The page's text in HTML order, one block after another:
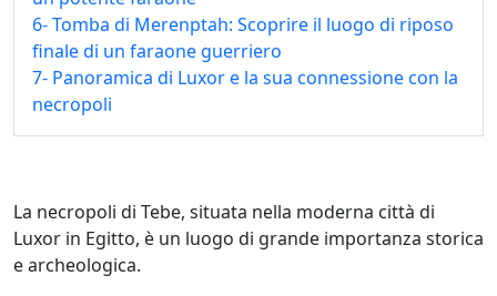
6- Tomba di Merenptah: Scoprire il luogo di riposo
finale di un faraone guerriero
7- Panoramica di Luxor e la sua connessione con la
necropoli
La necropoli di Tebe, situata nella moderna città di
Luxor in Egitto, è un luogo di grande importanza storica
e archeologica.